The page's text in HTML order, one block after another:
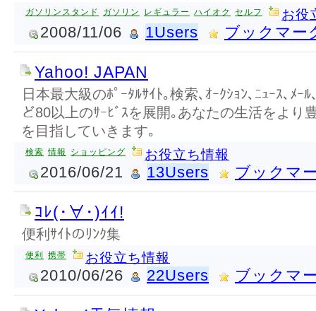
ガソリンスタンド ガソリン レギュラー ハイオク セルフ お役
2008/11/06 1Users ブックマー
Yahoo! JAPAN
日本最大級のﾎﾟｰﾀﾙｻｲﾄ｡検索､ｵｰｸｼｮﾝ､ﾆｭｰｽ､ﾒｰﾙ
ど80以上のｻｰﾋﾞｽを展開｡あなたの生活をより
を目指していきます｡
検索 情報 ショッピング お役立ち情報
2016/06/21 13Users ブックマ
ｺﾚ(･∀･)ｲｲ!
便利ｻｲﾄのﾘﾝｸ集
便利 携帯 お役立ち情報
2010/06/26 22Users ブックマ